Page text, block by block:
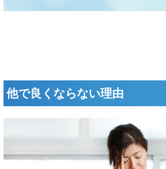
他で良くならない理由